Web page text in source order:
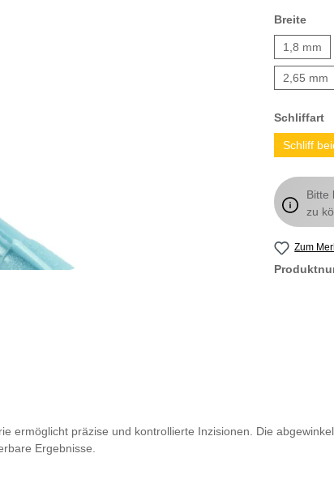
Breite
1,8 mm
2,65 mm
Schliffart
Schliff
Bitte
zu
Zum
ermöglicht präzise und kontrollierte Inzisionen. Die
Ergebnisse.